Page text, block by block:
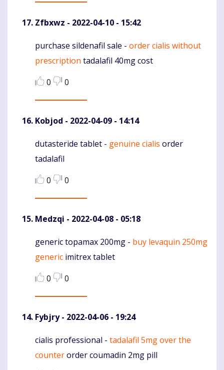
Zfbxwz - 2022-04-10 - 15:42
Komentaras
purchase sildenafil sale - order cialis without
prescription tadalafil 40mg cost
0
0
Kobjod - 2022-04-09 - 14:14
Komentaras
dutasteride tablet - genuine cialis order
tadalafil
0
0
Medzqi - 2022-04-08 - 05:18
Komentaras
generic topamax 200mg - buy levaquin 250mg
generic imitrex tablet
0
0
Fybjry- 2022-04-06 - 19:24
Komentaras
cialis professional - tadalafil 5mg over the
counterorder coumadin 2mg pill